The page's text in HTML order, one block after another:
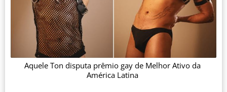
Aquele Ton disputa prêmio gay de Melhor Ativo da
América Latina